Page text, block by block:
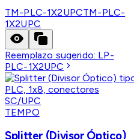
TM-PLC-1X2UPCTM-PLC-
1X2UPC
Reemplazo sugerido: LP-
PLC-1X2UPC
TEMPO
Splitter (Divisor Óptico)